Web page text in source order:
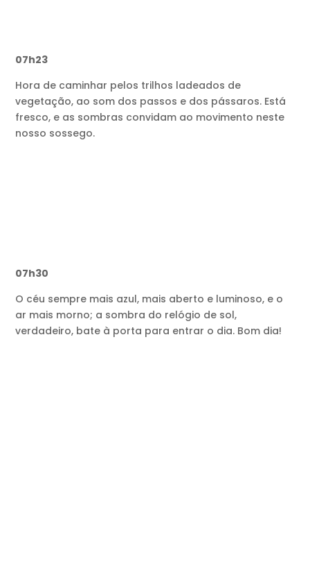
07h23
Hora de caminhar pelos trilhos ladeados de
vegetação, ao som dos passos e dos pássaros. Está
fresco, e as sombras convidam ao movimento neste
nosso sossego.
07h30
O céu sempre mais azul, mais aberto e luminoso, e o
ar mais morno; a sombra do relógio de sol,
verdadeiro, bate à porta para entrar o dia. Bom dia!